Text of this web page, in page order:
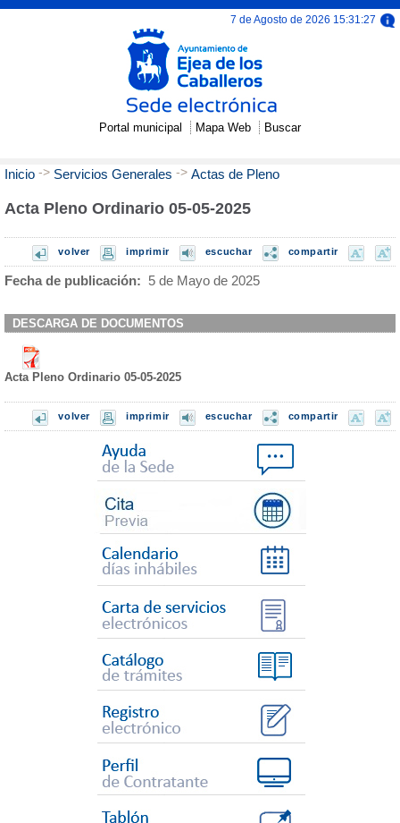
7 de Agosto de 2026 15:31:27
Portal municipal Mapa Web Buscar
Inicio -> Servicios Generales -> Actas de Pleno
Acta Pleno Ordinario 05-05-2025
volver imprimir escuchar compartir
Fecha de publicación: 5 de Mayo de 2025
DESCARGA DE DOCUMENTOS
Acta Pleno Ordinario 05-05-2025
volver imprimir escuchar compartir